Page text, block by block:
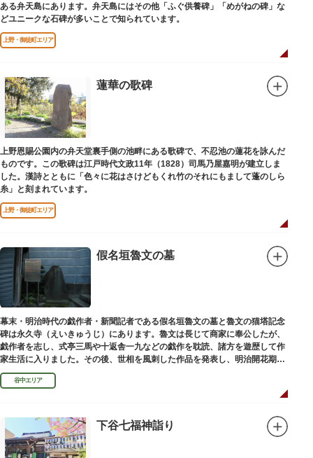
ある弁天島にあります。弁天島にはその他「ふぐ供養碑」「めがねの碑」な
どユニークな石碑が多いことで知られています。
上野・御徒町エリア
蓮華の歌碑
上野恩賜公園内の弁天堂裏手側の池畔にある歌碑で、不忍池の蓮花を詠んだ
ものです。この歌碑は江戸時代文政11年（1828）司馬乃屋嘉明が建立しま
した。漢詩とともに「色々に花はさけどもくれ竹のそれにもまして蓬のしら
糸」と刻まれています。
上野・御徒町エリア
假名垣魯文の墓
幕末・明治時代の戯作者・新聞記者である假名垣魯文の墓と魯文の猫塔記念
碑は永久寺（えいきゅうじ）にあります。魯文は長じて商家に奉公したが、
戯作者を志し、式亭三馬や十返舎一九などの戯作を耽読、諸方を遊歴して作
家生活に入りました。その後、世相を風刺した作品を発表し、明治開花期の
花形作家となりました。墓石には、聖観音を線刻した板碑がはめ込まれてい
ます。谷中エリア
下谷七福神詣り